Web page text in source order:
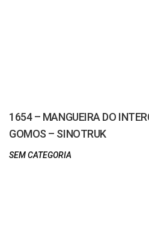
1654 – MANGUEIRA DO
GOMOS – SINOTRUK
SEM CATEGORIA